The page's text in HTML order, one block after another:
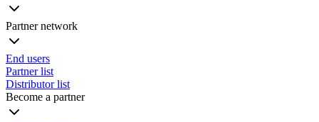
Partner network
End users
Partner list
Distributor list
Become a partner